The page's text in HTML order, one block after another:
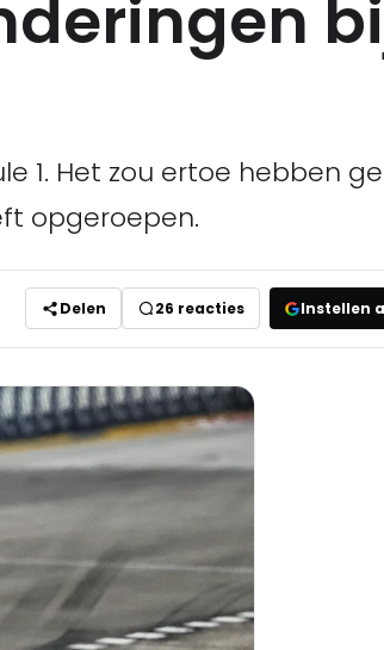
1. Het zou ertoe hebben
opgeroepen.
Delen 26 reacties Instellen